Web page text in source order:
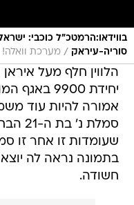
בווידאו:הרמטכ"ל כוכבי:
סוריה-עיראק / מערכת וואלה!
הלווין חלף מעל
יחידת 9900
אמורה להיות עוד
סמלת
שעומדות זו אחר זו
בתמונה נראה לה
חשודה.